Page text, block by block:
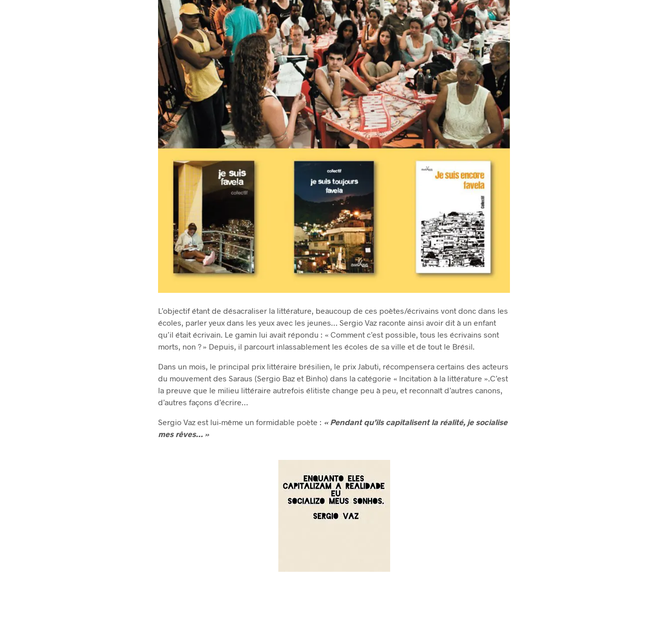
L’objectif étant de désacraliser la littérature, beaucoup de ces poètes/écrivains vont donc dans les
écoles, parler yeux dans les yeux avec les jeunes… Sergio Vaz raconte ainsi avoir dit à un enfant
qu’il était écrivain. Le gamin lui avait répondu : « Comment c’est possible, tous les écrivains sont
morts, non ? » Depuis, il parcourt inlassablement les écoles de sa ville et de tout le Brésil.
Dans un mois, le principal prix littéraire brésilien, le prix Jabuti, récompensera certains des acteurs
du mouvement des Saraus (Sergio Baz et Binho) dans la catégorie « Incitation à la littérature ».C’est
la preuve que le milieu littéraire autrefois élitiste change peu à peu, et reconnaît d’autres canons,
d’autres façons d’écrire…
Sergio Vaz est lui-même un formidable poète : « Pendant qu’ils capitalisent la réalité, je socialise
mes rêves… »